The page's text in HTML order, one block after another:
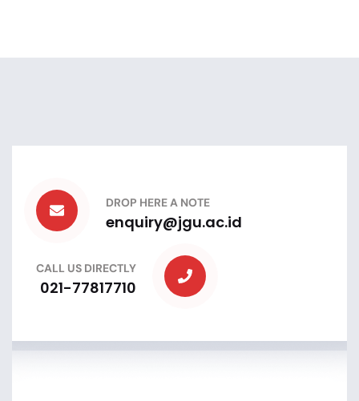
DROP HERE A NOTE
enquiry@jgu.ac.id
CALL US DIRECTLY
021-77817710